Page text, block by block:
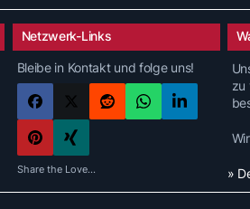
Netzwerk-Links
Bleibe in Kontakt und folge uns!
Share the Love...
zu
»